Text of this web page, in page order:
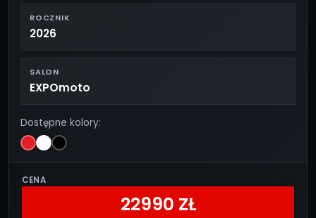
ROCZNIK
2026
SALON
EXPOmoto
Dostępne kolory:
CENA
22990 ZŁ